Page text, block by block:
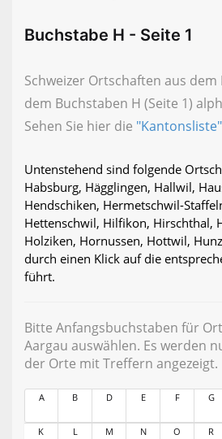
Buchstabe H - Seite 1
Schweizer Ortschaften aus
dem Buchstaben H (Seite 1)
Sehen Sie hier die "Kantonsliste"
Untenstehend sind folgende
Habsburg, Hägglingen, Hallwil,
Hendschiken, Hermetschwil-
Hettenschwil, Hilfikon, Hirschthal,
Holziken, Hornussen, Hottwil,
durch einen Klick auf die
führt.
Bitte Anfangsbuchstaben für
Aargau auswählen. Es werden
der Orte mit Treffern angezeigt.
A B D E F G
K L M N O R